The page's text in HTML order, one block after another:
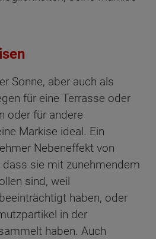
Sonne, aber auch als
für eine Terrasse oder
oder für andere
Markise ideal. Ein
Nebeneffekt von
sie mit zunehmendem
sind, weil
haben, oder
in der
haben. Auch